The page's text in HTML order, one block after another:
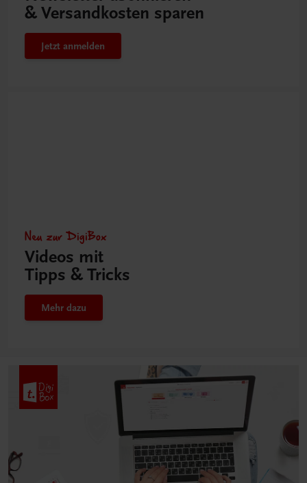
& Versandkosten sparen
Jetzt anmelden
Neu zur DigiBox
Videos mit
Tipps & Tricks
Mehr dazu